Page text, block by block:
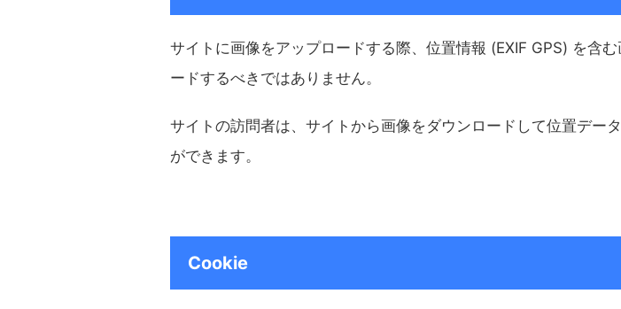
サイトに画像をアップロードする際、位置情報 (EXIF GPS) を含む
ードするべきではありません。
サイトの訪問者は、サイトから画像をダウンロードして位置デー
ができます。
Cookie